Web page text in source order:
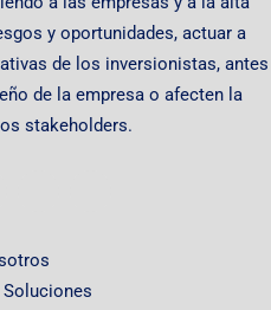
y oportunidades, actuar a
de los inversionistas, antes
de la empresa o afecten la
stakeholders.